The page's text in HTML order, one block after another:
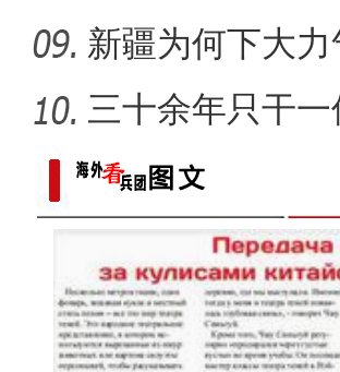
当四大名著经
道？
新疆为何下大
三十余年只干